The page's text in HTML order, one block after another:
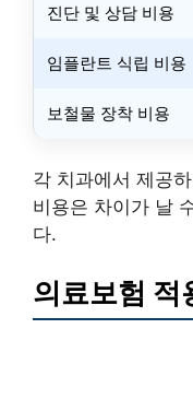
진단 및 상담 비용
임플란트 식립 비용
보철물 장착 비용
각 치과에서 제공
비용은 차이가 날
다.
의료보험 적